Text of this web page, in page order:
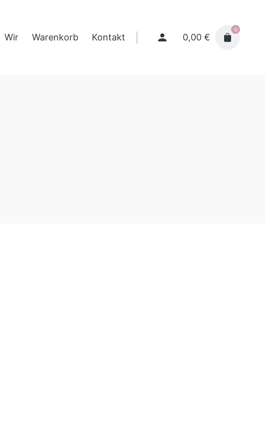
Wir Warenkorb Kontakt 0,00 €
0